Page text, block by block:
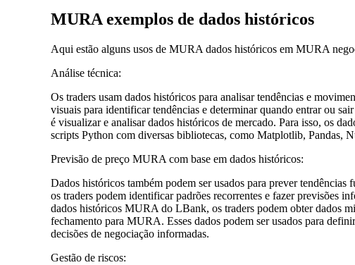
MURA exemplos de dados históricos
Aqui estão alguns usos de MURA dados históricos em MURA
Análise técnica:
Os traders usam dados históricos para analisar tendências e
visuais para identificar tendências e determinar quando entrar ou
é visualizar e analisar dados históricos de mercado. Para isso, os
scripts Python com diversas bibliotecas, como Matplotlib, Pandas,
Previsão de preço MURA com base em dados históricos:
Dados históricos também podem ser usados ​​para prever
os traders podem identificar padrões recorrentes e fazer previsões
dados históricos MURA do LBank, os traders podem obter dados
fechamento para MURA. Esses dados podem ser usados ​​para
decisões de negociação informadas.
Gestão de riscos: